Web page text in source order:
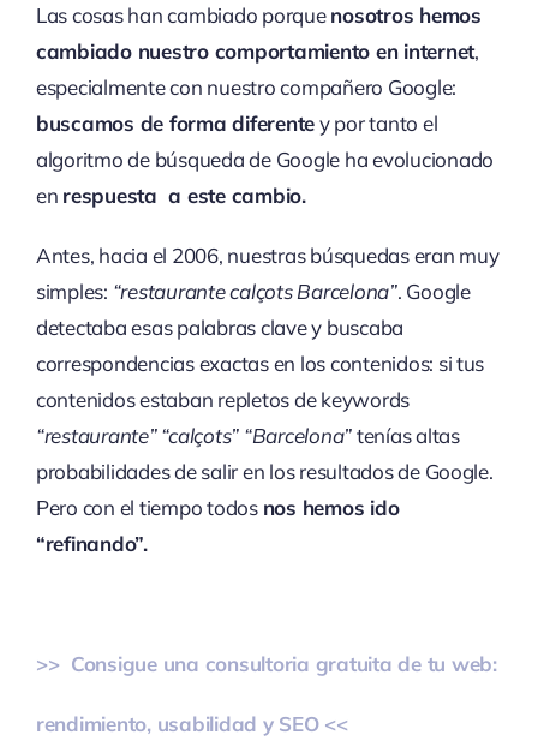
Las cosas han cambiado porquenosotros hemos
cambiado nuestro comportamiento en internet,
especialmente con nuestro compañero Google:
buscamos de forma diferentey por tanto el
algoritmo de búsqueda de Google ha evolucionado
en respuesta a este cambio.
Antes, hacia el 2006, nuestras búsquedas eran muy
simples: “restaurante calçots Barcelona”. Google
detectaba esas palabras clave y buscaba
correspondencias exactas en los contenidos: si tus
contenidos estaban repletos de keywords
“restaurante” “calçots” “Barcelona”tenías altas
probabilidades de salir en los resultados de Google.
Pero con el tiempo todos nos hemos ido
“refinando”.
>> Consigue una consultoria gratuita de tu web:
rendimiento, usabilidad y SEO <<